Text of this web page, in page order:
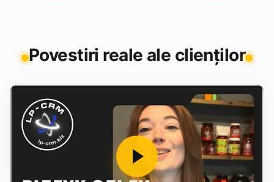
Povestiri reale ale clienților